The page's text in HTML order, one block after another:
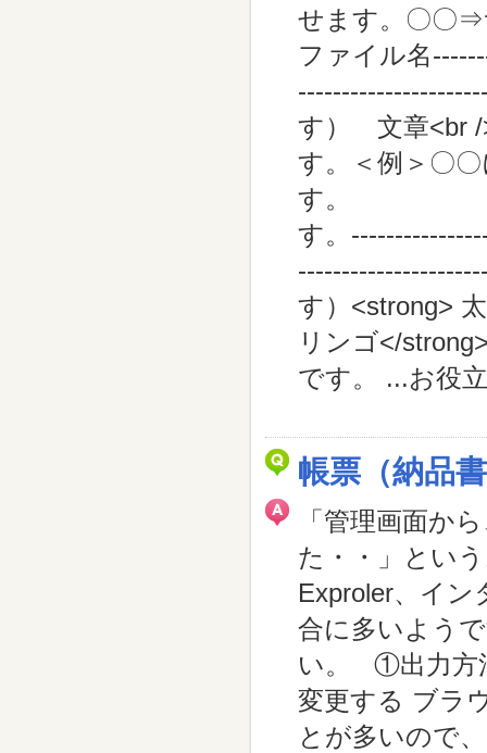
せます。〇〇
ファイル名
す） 文章<br /
す。＜例＞〇
す。 ↓〇〇
す。
す）<strong>
リンゴ</
です。 ...お役
帳票（納品
「管理画面か
た・・」とい
Exproler、イ
合に多いよう
い。 ①出力方
変更する ブラ
とが多いので